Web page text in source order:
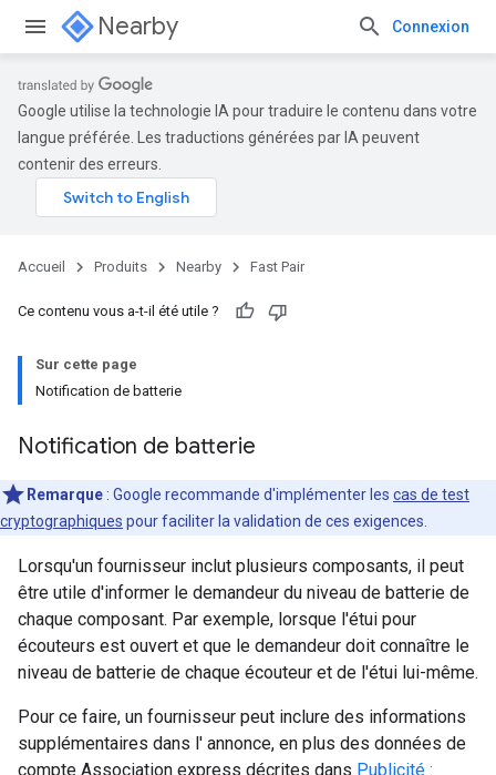
Nearby Connexion
Google utilise la technologie IA pour traduire le contenu dans votre
langue préférée. Les traductions générées par IA peuvent
contenir des erreurs.
Accueil Produits Nearby Fast Pair
Ce contenu vous a-t-il été utile ?
Sur cette page
Notification de batterie
Notification de batterie
Remarque : Google recommande d'implémenter les cas de test
cryptographiques pour faciliter la validation de ces exigences.
Lorsqu'un fournisseur inclut plusieurs composants, il peut
être utile d'informer le demandeur du niveau de batterie de
chaque composant. Par exemple, lorsque l'étui pour
écouteurs est ouvert et que le demandeur doit connaître le
niveau de batterie de chaque écouteur et de l'étui lui-même.
Pour ce faire, un fournisseur peut inclure des informations
supplémentaires dans l' annonce, en plus des données de
compte Association express décrites dans Publicité :